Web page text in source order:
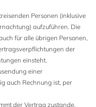
Personen (inklusive
aufzuführen. Die
für alle übrigen Personen,
der
einsteht.
einer
auch Rechnung ist, per
der Vertrag zustande.